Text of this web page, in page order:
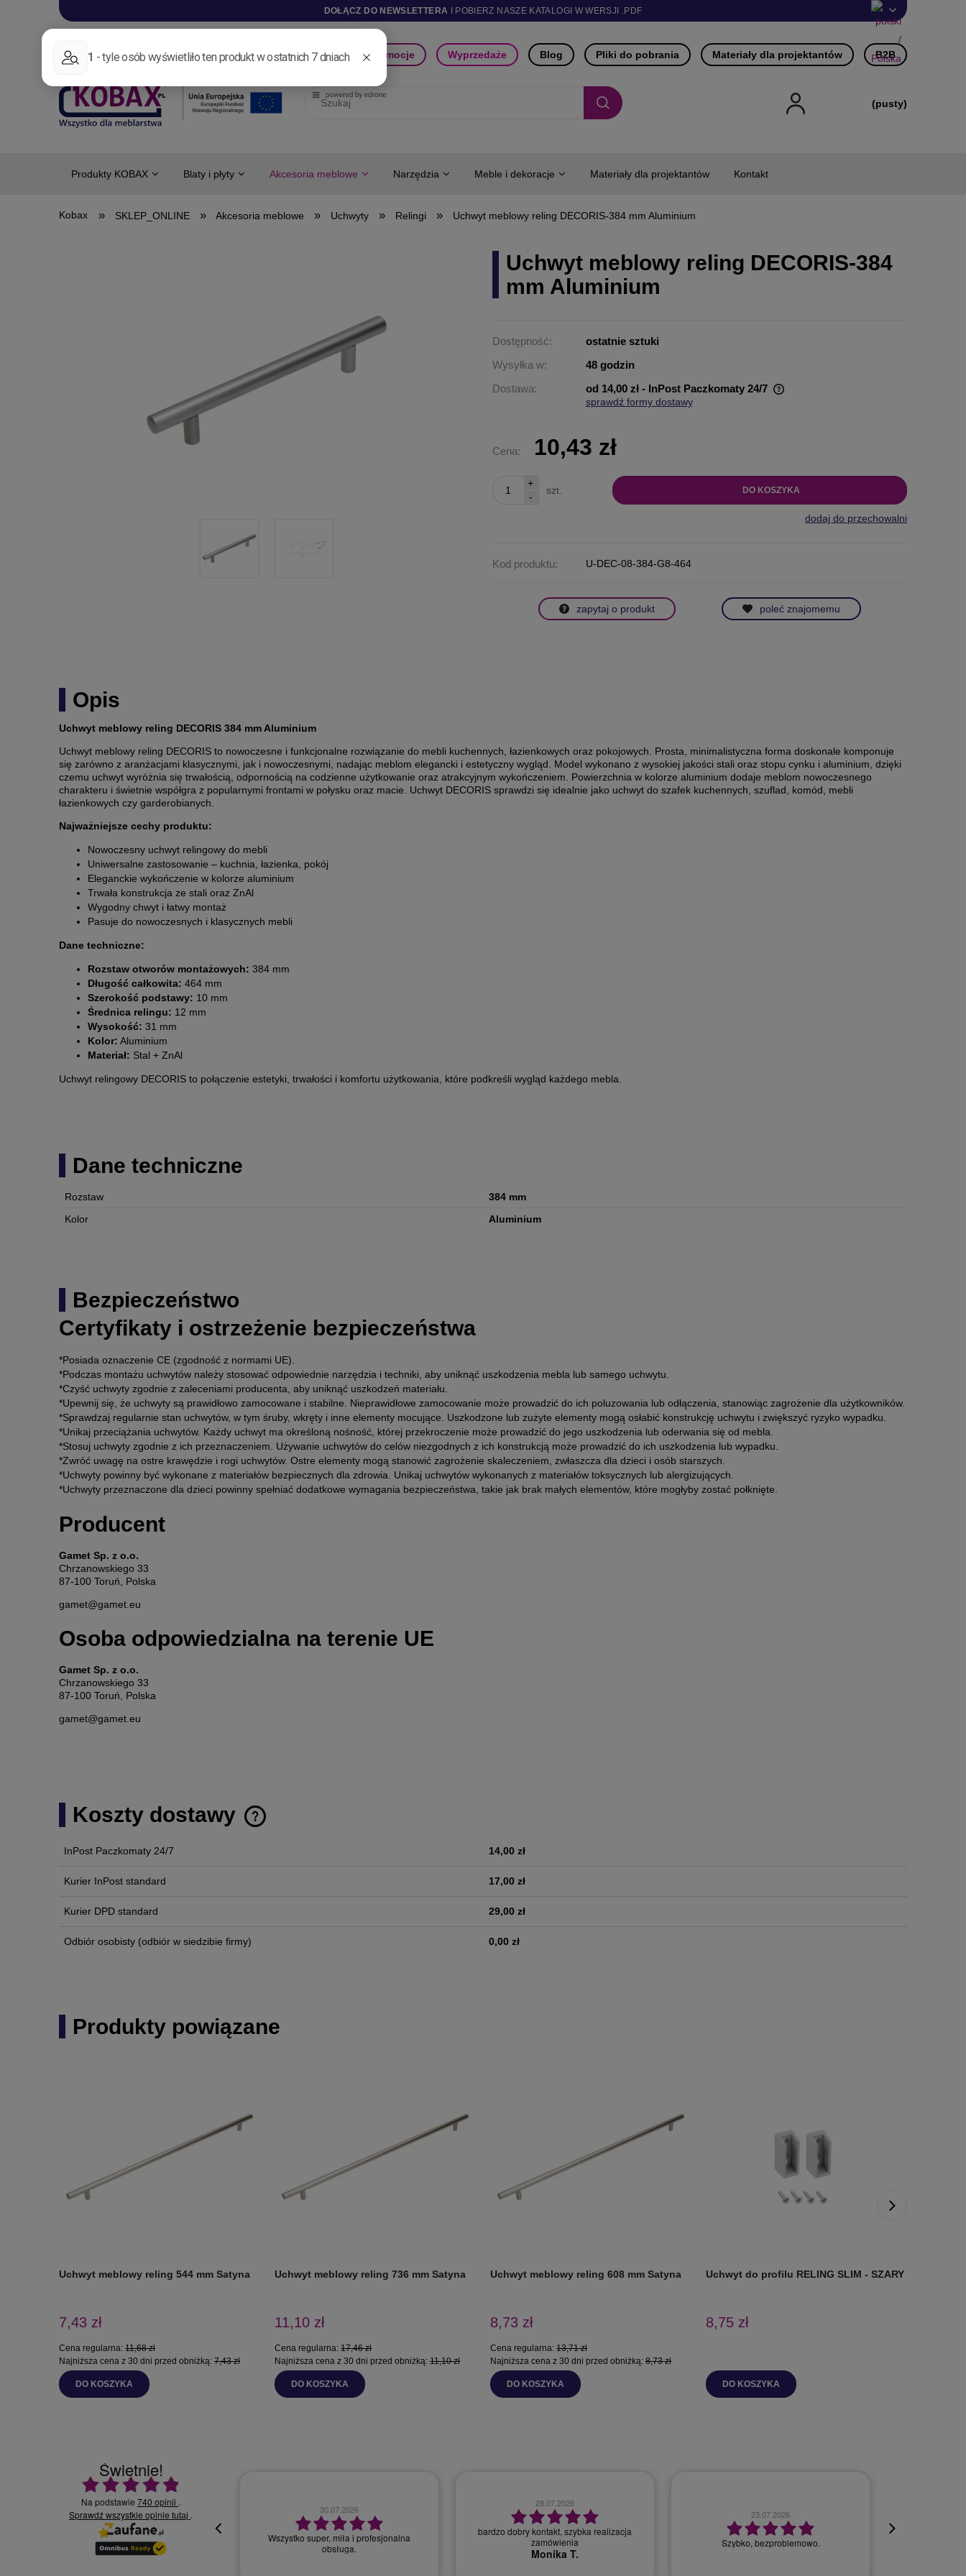
DOŁĄCZ DO NEWSLETTERA I POBIERZ NASZE KATALOGI W WERSJI .PDF
Aktualności Nowości Promocje Wyprzedaże Blog Pliki do pobrania Materiały dla projektantów B2B
(pusty)
Produkty KOBAX Blaty i płyty Akcesoria meblowe Narzędzia Meble i dekoracje Materiały dla projektantów Kontakt
» SKLEP_ONLINE » Akcesoria meblowe » Uchwyty » Relingi » Uchwyt meblowy reling DECORIS-384 mm Aluminium
Uchwyt meblowy reling DECORIS-384
mm Aluminium
Dostępność:
ostatnie sztuki
Wysyłka w:
48 godzin
Dostawa:
od 14,00 zł - InPost Paczkomaty 24/7
sprawdź formy dostawy
Cena: 10,43 zł
-
+
szt. DO KOSZYKA
dodaj do przechowalni
Kod produktu: U-DEC-08-384-G8-464
zapytaj o produkt poleć znajomemu
Opis
Uchwyt meblowy reling DECORIS 384 mm Aluminium
Uchwyt meblowy reling DECORIS to nowoczesne i funkcjonalne rozwiązanie do mebli kuchennych, łazienkowych oraz pokojowych. Prosta, minimalistyczna forma doskonale komponuje
się zarówno z aranżacjami klasycznymi, jak i nowoczesnymi, nadając meblom elegancki i estetyczny wygląd. Model wykonano z wysokiej jakości stali oraz stopu cynku i aluminium, dzięki
czemu uchwyt wyróżnia się trwałością, odpornością na codzienne użytkowanie oraz atrakcyjnym wykończeniem. Powierzchnia w kolorze aluminium dodaje meblom nowoczesnego
charakteru i świetnie współgra z popularnymi frontami w połysku oraz macie. Uchwyt DECORIS sprawdzi się idealnie jako uchwyt do szafek kuchennych, szuflad, komód, mebli
łazienkowych czy garderobianych.
Najważniejsze cechy produktu:
Nowoczesny uchwyt relingowy do mebli
Uniwersalne zastosowanie – kuchnia, łazienka, pokój
Eleganckie wykończenie w kolorze aluminium
Trwała konstrukcja ze stali oraz ZnAl
Wygodny chwyt i łatwy montaż
Pasuje do nowoczesnych i klasycznych mebli
Dane techniczne:
Rozstaw otworów montażowych: 384 mm
Długość całkowita: 464 mm
Szerokość podstawy: 10 mm
Średnica relingu: 12 mm
Wysokość: 31 mm
Kolor: Aluminium
Materiał: Stal + ZnAl
Uchwyt relingowy DECORIS to połączenie estetyki, trwałości i komfortu użytkowania, które podkreśli wygląd każdego mebla.
Dane techniczne
Rozstaw
384 mm
Kolor
Aluminium
Bezpieczeństwo
Certyfikaty i ostrzeżenie bezpieczeństwa
*Posiada oznaczenie CE (zgodność z normami UE).
*Podczas montażu uchwytów należy stosować odpowiednie narzędzia i techniki, aby uniknąć uszkodzenia mebla lub samego uchwytu.
*Czyść uchwyty zgodnie z zaleceniami producenta, aby uniknąć uszkodzeń materiału.
*Upewnij się, że uchwyty są prawidłowo zamocowane i stabilne. Nieprawidłowe zamocowanie może prowadzić do ich poluzowania lub odłączenia, stanowiąc zagrożenie dla użytkowników.
*Sprawdzaj regularnie stan uchwytów, w tym śruby, wkręty i inne elementy mocujące. Uszkodzone lub zużyte elementy mogą osłabić konstrukcję uchwytu i zwiększyć ryzyko wypadku.
*Unikaj przeciążania uchwytów. Każdy uchwyt ma określoną nośność, której przekroczenie może prowadzić do jego uszkodzenia lub oderwania się od mebla.
*Stosuj uchwyty zgodnie z ich przeznaczeniem. Używanie uchwytów do celów niezgodnych z ich konstrukcją może prowadzić do ich uszkodzenia lub wypadku.
*Zwróć uwagę na ostre krawędzie i rogi uchwytów. Ostre elementy mogą stanowić zagrożenie skaleczeniem, zwłaszcza dla dzieci i osób starszych.
*Uchwyty powinny być wykonane z materiałów bezpiecznych dla zdrowia. Unikaj uchwytów wykonanych z materiałów toksycznych lub alergizujących.
*Uchwyty przeznaczone dla dzieci powinny spełniać dodatkowe wymagania bezpieczeństwa, takie jak brak małych elementów, które mogłyby zostać połknięte.
Producent
Gamet Sp. z o.o.
Chrzanowskiego 33
87-100 Toruń, Polska
gamet@gamet.eu
Osoba odpowiedzialna na terenie UE
Gamet Sp. z o.o.
Chrzanowskiego 33
87-100 Toruń, Polska
gamet@gamet.eu
Koszty dostawy
InPost Paczkomaty 24/7 14,00 zł
Kurier InPost standard 17,00 zł
Kurier DPD standard 29,00 zł
Odbiór osobisty (odbiór w siedzibie firmy) 0,00 zł
Produkty powiązane
Uchwyt meblowy reling 544 mm Satyna
7,43 zł
Cena regularna: 11,68 zł
Najniższa cena z 30 dni przed obniżką: 7,43 zł
DO KOSZYKA
Uchwyt meblowy reling 736 mm Satyna
11,10 zł
Cena regularna: 17,46 zł
Najniższa cena z 30 dni przed obniżką: 11,10 zł
DO KOSZYKA
Uchwyt meblowy reling 608 mm Satyna
8,73 zł
Cena regularna: 13,71 zł
Najniższa cena z 30 dni przed obniżką: 8,73 zł
DO KOSZYKA
Uchwyt do profilu RELING SLIM - SZARY
8,75 zł
DO KOSZYKA
Świetnie!
Ocena średnia 4.9 na 5
Na podstawie 740 opinii .
Sprawdź wszystkie opinie tutaj .
30.07.2026
oki
30.07.2026
Wszystko super, miła i profesjonalna
obsługa.
28.07.2026
bardzo dobry kontakt, szybka realizacja
zamówienia
Monika T.
23.07.2026
Szybko, bezproblemowo.